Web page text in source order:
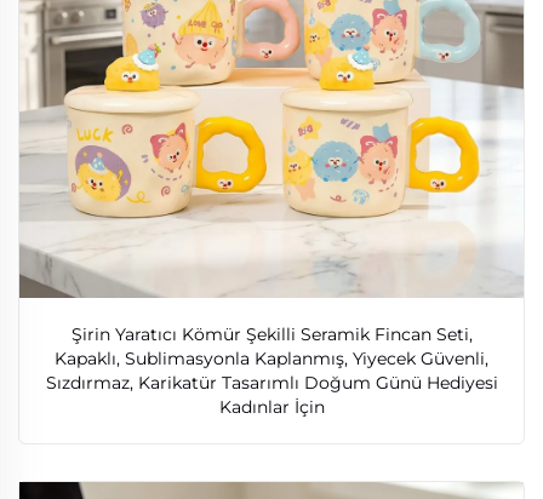
Şirin Yaratıcı Kömür Şekilli Seramik Fincan Seti,
Kapaklı, Sublimasyonla Kaplanmış, Yiyecek Güvenli,
Sızdırmaz, Karikatür Tasarımlı Doğum Günü Hediyesi
Kadınlar İçin